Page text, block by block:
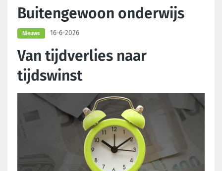
Buitengewoon onderwijs
Nieuws 16-6-2026
Van tijdverlies naar
tijdswinst